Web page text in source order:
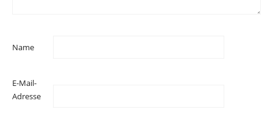
Name
E-Mail-
Adresse